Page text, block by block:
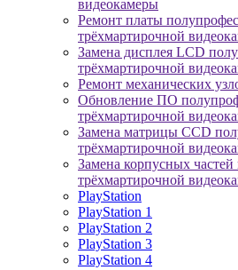
видеокамеры
Ремонт платы
трёхмартирочной
Замена дисплея LCD
трёхмартирочной
Ремонт механических
Обновление ПО
трёхмартирочной
Замена матрицы CCD
трёхмартирочной
Замена корпусных
трёхмартирочной
PlayStation
PlayStation 1
PlayStation 2
PlayStation 3
PlayStation 4